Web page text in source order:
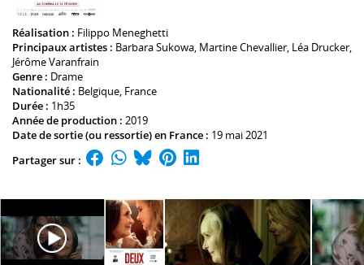
Réalisation : Filippo Meneghetti
Principaux artistes : Barbara Sukowa, Martine Chevallier, Léa Drucker,
Jérôme Varanfrain
Genre : Drame
Nationalité : Belgique, France
Durée : 1h35
Année de production : 2019
Date de sortie (ou ressortie) en France : 19 mai 2021
Partager sur :